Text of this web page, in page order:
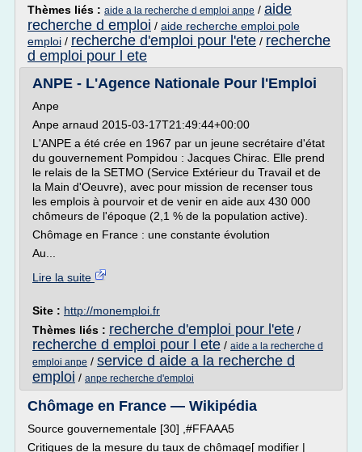
Thèmes liés : aide a la recherche d emploi anpe / aide
recherche d emploi / aide recherche emploi pole
emploi / recherche d'emploi pour l'ete / recherche
d emploi pour l ete
ANPE - L'Agence Nationale Pour l'Emploi
Anpe
Anpe arnaud 2015-03-17T21:49:44+00:00
L'ANPE a été crée en 1967 par un jeune secrétaire d'état
du gouvernement Pompidou : Jacques Chirac. Elle prend
le relais de la SETMO (Service Extérieur du Travail et de
la Main d'Oeuvre), avec pour mission de recenser tous
les emplois à pourvoir et de venir en aide aux 430 000
chômeurs de l'époque (2,1 % de la population active).
Chômage en France : une constante évolution
Au...
Lire la suite
Site : http://monemploi.fr
Thèmes liés : recherche d'emploi pour l'ete /
recherche d emploi pour l ete / aide a la recherche d
emploi anpe / service d aide a la recherche d
emploi / anpe recherche d'emploi
Chômage en France — Wikipédia
Source gouvernementale [30] ,#FFAAA5
Critiques de la mesure du taux de chômage[ modifier |